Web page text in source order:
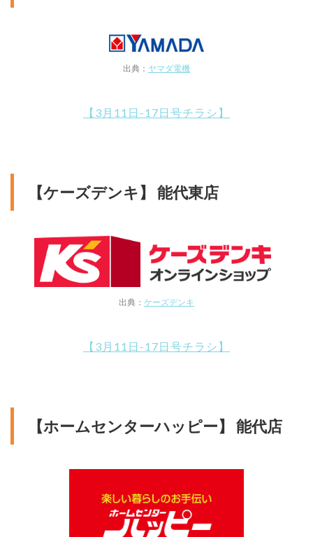
出典： ヤマダ電機
【3月11日-17日号チラシ】
【ケーズデンキ】 能代東店
出典： ケーズデンキ
【3月11日-17日号チラシ】
【ホームセンターハッピー】 能代店